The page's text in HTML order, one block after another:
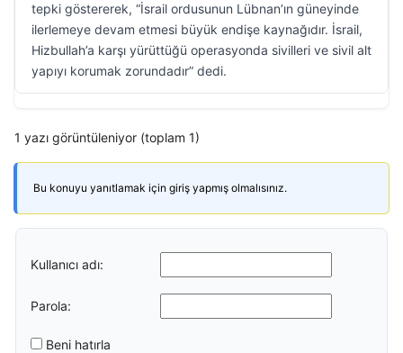
tepki göstererek, “İsrail ordusunun Lübnan’ın güneyinde
ilerlemeye devam etmesi büyük endişe kaynağıdır. İsrail,
Hizbullah’a karşı yürüttüğü operasyonda sivilleri ve sivil alt
yapıyı korumak zorundadır” dedi.
1 yazı görüntüleniyor (toplam 1)
Bu konuyu yanıtlamak için giriş yapmış olmalısınız.
Kullanıcı adı:
Parola:
Beni hatırla